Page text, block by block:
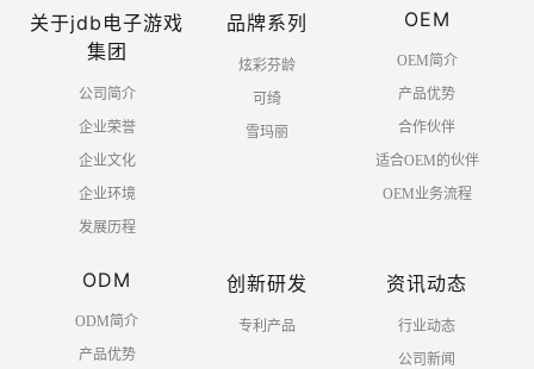
关于jdb电子游戏
集团
公司简介
企业荣誉
企业文化
企业环境
发展历程
品牌系列
炫彩芬龄
可绮
雪玛丽
OEM
OEM简介
产品优势
合作伙伴
适合OEM的伙伴
OEM业务流程
ODM
ODM简介
产品优势
创新研发
专利产品
资讯动态
行业动态
公司新闻